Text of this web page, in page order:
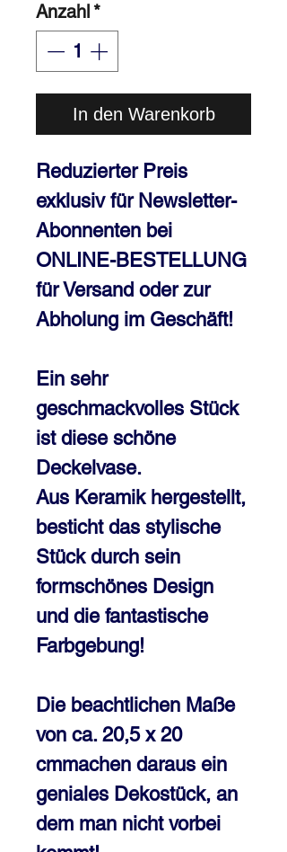
Anzahl*
In den Warenkorb
Reduzierter Preis
exklusiv für Newsletter-
Abonnenten bei
ONLINE-BESTELLUNG
fürVersand oder zur
Abholung im Geschäft!
Ein sehr
geschmackvolles Stück
ist diese schöne
Deckelvase.
Aus Keramik hergestellt,
besticht das stylische
Stück durch sein
formschönes Design
und die fantastische
Farbgebung!
Die beachtlichen Maße
von ca. 20,5 x 20
cmmachen daraus ein
geniales Dekostück, an
dem man nicht vorbei